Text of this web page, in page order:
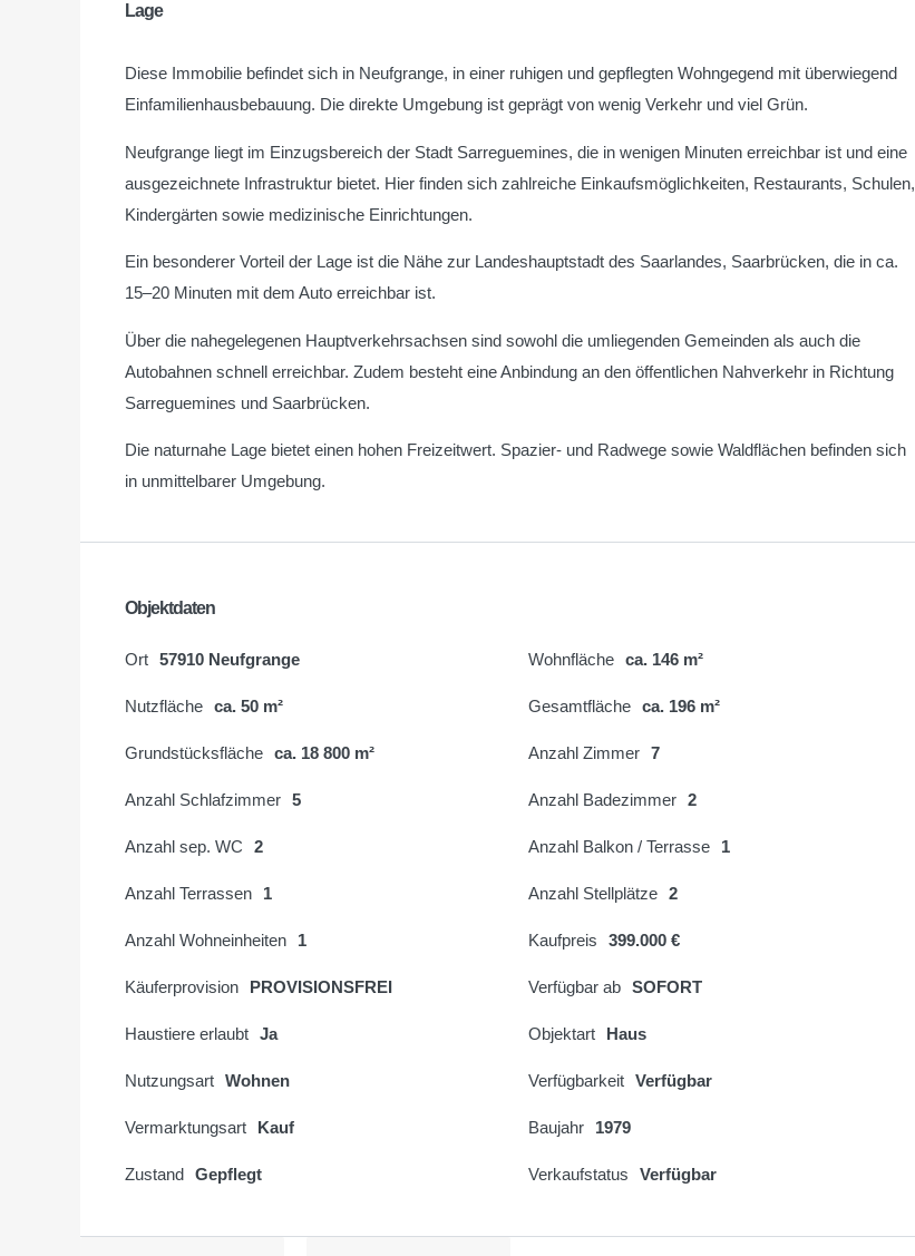
Lage
Diese Immobilie befindet sich in Neufgrange, in einer ruhigen und gepflegten Wohngegend mit überwiegend
Einfamilienhausbebauung. Die direkte Umgebung ist geprägt von wenig Verkehr und viel Grün.
Neufgrange liegt im Einzugsbereich der Stadt Sarreguemines, die in wenigen Minuten erreichbar ist und eine
ausgezeichnete Infrastruktur bietet. Hier finden sich zahlreiche Einkaufsmöglichkeiten, Restaurants, Schulen,
Kindergärten sowie medizinische Einrichtungen.
Ein besonderer Vorteil der Lage ist die Nähe zur Landeshauptstadt des Saarlandes, Saarbrücken, die in ca.
15–20 Minuten mit dem Auto erreichbar ist.
Über die nahegelegenen Hauptverkehrsachsen sind sowohl die umliegenden Gemeinden als auch die
Autobahnen schnell erreichbar. Zudem besteht eine Anbindung an den öffentlichen Nahverkehr in Richtung
Sarreguemines und Saarbrücken.
Die naturnahe Lage bietet einen hohen Freizeitwert. Spazier- und Radwege sowie Waldflächen befinden sich
in unmittelbarer Umgebung.
Objektdaten
Ort 57910 Neufgrange Wohnfläche ca. 146 m²
Nutzfläche ca. 50 m² Gesamtfläche ca. 196 m²
Grundstücksfläche ca. 18 800 m² Anzahl Zimmer 7
Anzahl Schlafzimmer 5 Anzahl Badezimmer 2
Anzahl sep. WC 2 Anzahl Balkon / Terrasse 1
Anzahl Terrassen 1 Anzahl Stellplätze 2
Anzahl Wohneinheiten 1 Kaufpreis 399.000 €
Käuferprovision PROVISIONSFREI Verfügbar ab SOFORT
Haustiere erlaubt Ja Objektart Haus
Nutzungsart Wohnen Verfügbarkeit Verfügbar
Vermarktungsart Kauf Baujahr 1979
Zustand Gepflegt Verkaufstatus Verfügbar